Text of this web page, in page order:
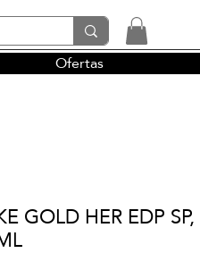
y la perfumería árabe
Ofertas
GOLD HER EDP SP,